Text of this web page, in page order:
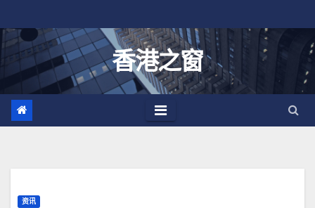
至
香港之窗
资讯